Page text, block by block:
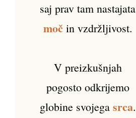
saj prav tam nastajata
močin vzdržljivost.
V preizkušnjah
pogosto odkrijemo
globine svojega srca.